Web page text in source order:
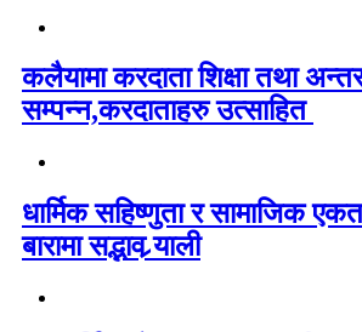
कलैयामा करदाता शिक्षा तथा
सम्पन्न,करदाताहरु उत्साहित
धार्मिक सहिष्णुता र सामाजिक
बारामा सद्भाव र्‍याली